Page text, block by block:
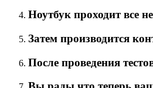
Ноутбук проходит все
Затем производится
После проведения